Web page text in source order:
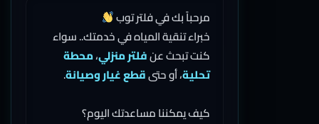
اتصل بنا
01503274333
مرحباً بك في فلتر توب
خبراء تنقية المياه في خدمتك.. سواء
كنت تبحث عنفلتر منزلي،محطة
تحلية، أو حتىقطع غيار وصيانة.
كيف يمكننا مساعدتك اليوم؟